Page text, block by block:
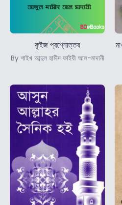
কুইজ প্রশ্নোত্তর
By শাইখ আব্দুল হামীদ ফাইযী আল-মাদানী